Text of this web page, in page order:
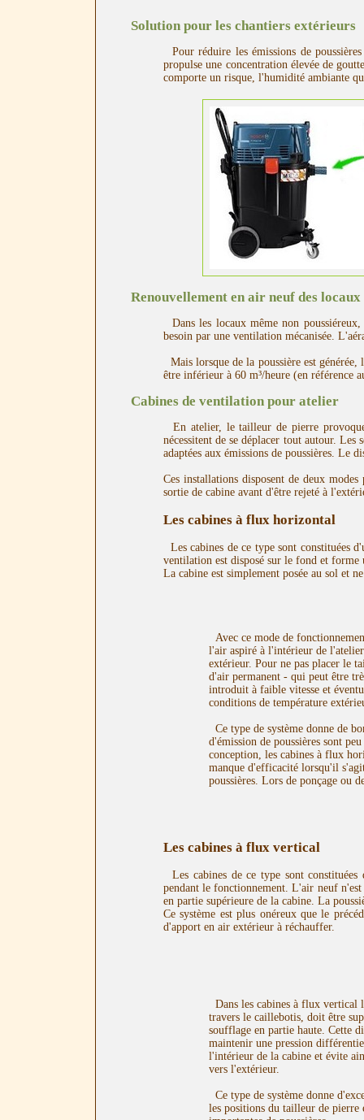
Solution pour les chantiers extérieurs
Pour réduire les émissions de
propulse une concentration élevée de
comporte un risque, l'humidité ambiante
Renouvellement en air neuf des locaux
Dans les locaux même non
besoin par une ventilation mécanisée.
Mais lorsque de la poussière est
être inférieur à 60 m³/heure (en référence
Cabines de ventilation pour atelier
En atelier, le tailleur de pierre
nécessitent de se déplacer tout autour.
adaptées aux émissions de poussières. Le
Ces installations disposent de deux
sortie de cabine avant d'être rejeté à
Les cabines à flux horizontal
Les cabines de ce type sont constituées
ventilation est disposé sur le fond et
La cabine est simplement posée au sol et
Avec ce mode de
l'air aspiré à l'intérieur de
extérieur. Pour ne pas placer le
d'air permanent - qui peut être
introduit à faible vitesse et
conditions de température
Ce type de système donne de
d'émission de poussières sont
conception, les cabines à flux
manque d'efficacité lorsqu'il
poussières. Lors de ponçage ou
Les cabines à flux vertical
Les cabines de ce type sont
pendant le fonctionnement. L'air neuf
en partie supérieure de la cabine. La
Ce système est plus onéreux que le
d'apport en air extérieur à réchauffer.
Dans les cabines à flux vertical
travers le caillebotis, doit être
soufflage en partie haute. Cette
maintenir une pression
l'intérieur de la cabine et évite
vers l'extérieur.
Ce type de système donne
les positions du tailleur de pierre